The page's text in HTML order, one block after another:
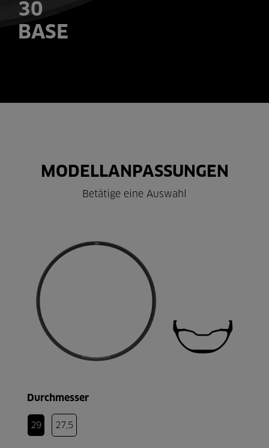
30
BASE
MODELLANPASSUNGEN
Betätige eine Auswahl
Durchmesser
29 27,5